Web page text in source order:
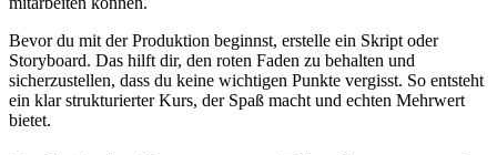
Bevor du mit der Produktion beginnst, erstelle ein Skript oder
Storyboard. Das hilft dir, den roten Faden zu behalten und
sicherzustellen, dass du keine wichtigen Punkte vergisst. So entsteht
ein klar strukturierter Kurs, der Spaß macht und echten Mehrwert
bietet.